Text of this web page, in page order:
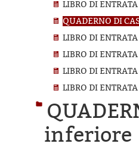
LIBRO DI
QUADERNO DI
LIBRO DI
LIBRO DI
LIBRO DI
LIBRO DI
inferiore